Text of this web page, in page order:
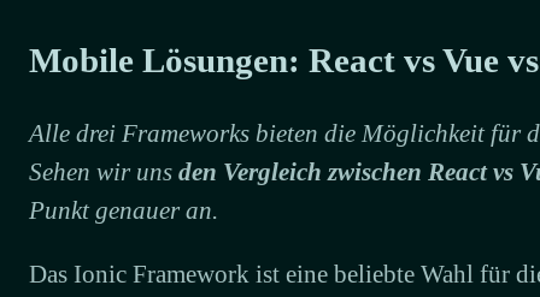
Mobile Lösungen: React vs Vue
Alle drei Frameworks bieten die Möglichkeit für
Sehen wir uns den Vergleich zwischen React vs
Punkt genauer an.
Das Ionic Framework ist eine beliebte Wahl für